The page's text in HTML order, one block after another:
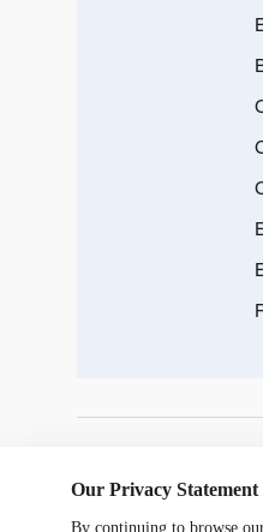
Our Privacy
By continuing to browse